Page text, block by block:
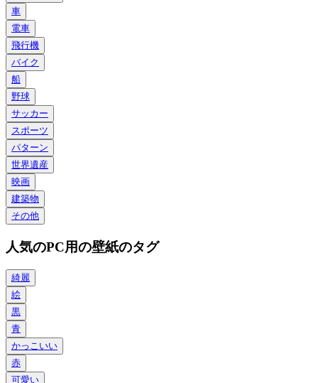
車
電車
飛行機
バイク
船
野球
サッカー
スポーツ
パターン
世界遺産
映画
建築物
その他
人気のPC用の壁紙のタグ
綺麗
絵
黒
青
かっこいい
赤
可愛い